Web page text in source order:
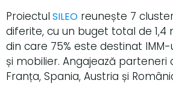
Proiectul SILEO reunește 7
diferite, cu un buget total de 1,4
din care 75% este destinat
și mobilier. Angajează parteneri
Franța, Spania, Austria și